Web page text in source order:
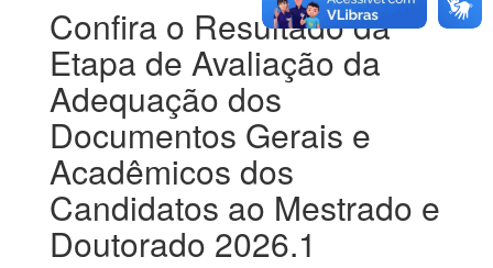
Confira o Resultado da
Etapa de Avaliação da
Adequação dos
Documentos Gerais e
Acadêmicos dos
Candidatos ao Mestrado e
Doutorado 2026.1